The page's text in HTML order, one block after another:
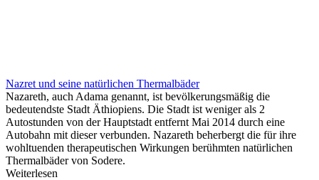
Nazret und seine natürlichen Thermalbäder
Nazareth, auch Adama genannt, ist bevölkerungsmäßig die
bedeutendste Stadt Äthiopiens. Die Stadt ist weniger als 2
Autostunden von der Hauptstadt entfernt Mai 2014 durch eine
Autobahn mit dieser verbunden. Nazareth beherbergt die für ihre
wohltuenden therapeutischen Wirkungen berühmten natürlichen
Thermalbäder von Sodere.
Weiterlesen